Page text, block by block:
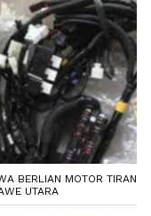
BERLIAN MOTOR TIRAN
UTARA